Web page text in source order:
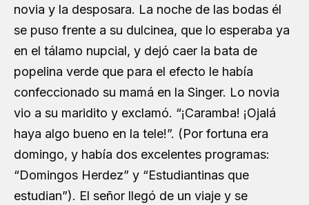
novia y la desposara. La noche de las bodas él
se puso frente a su dulcinea, que lo esperaba ya
en el tálamo nupcial, y dejó caer la bata de
popelina verde que para el efecto le había
confeccionado su mamá en la Singer. Lo novia
vio a su maridito y exclamó. “¡Caramba! ¡Ojalá
haya algo bueno en la tele!”. (Por fortuna era
domingo, y había dos excelentes programas:
“Domingos Herdez” y “Estudiantinas que
estudian”). El señor llegó de un viaje y se